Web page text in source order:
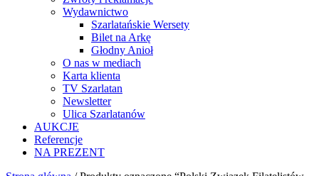
Wydawnictwo
Szarlatańskie Wersety
Bilet na Arkę
Głodny Anioł
O nas w mediach
Karta klienta
TV Szarlatan
Newsletter
Ulica Szarlatanów
AUKCJE
Referencje
NA PREZENT